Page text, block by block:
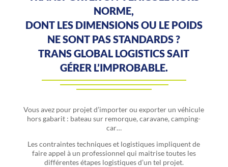
NORME,
DONT LES DIMENSIONS OU LE POIDS
NE SONT PAS STANDARDS ?
TRANS GLOBAL LOGISTICS SAIT
GÉRER L’IMPROBABLE.
Vous avez pour projet d’importer ou exporter un véhicule
hors gabarit : bateau sur remorque, caravane, camping-
car…
Les contraintes techniques et logistiques impliquent de
faire appel à un professionnel qui maitrise toutes les
différentes étapes logistiques d’un tel projet.